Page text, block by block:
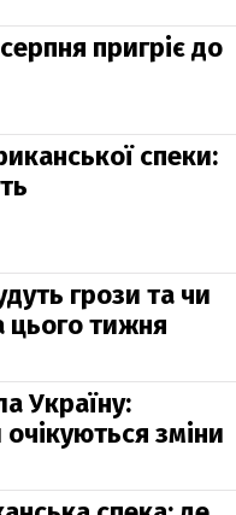
пригріє до
спеки:
грози та чи
цього тижня
Україну:
зміни